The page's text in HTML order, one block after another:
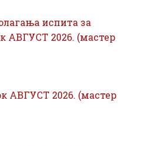
испита за
АВГУСТ 2026. (мастер
АВГУСТ 2026. (мастер